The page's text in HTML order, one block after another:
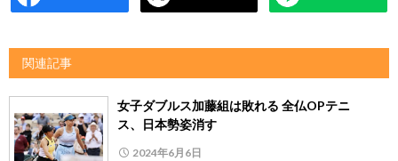
関連記事
女子ダブルス加藤組は敗れる 全仏OPテニ
ス、日本勢姿消す
2024年6月6日